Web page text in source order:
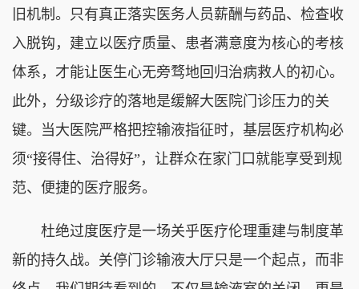
旧机制。只有真正落实医务人员薪酬与药品、检查收
入脱钩，建立以医疗质量、患者满意度为核心的考核
体系，才能让医生心无旁骛地回归治病救人的初心。
此外，分级诊疗的落地是缓解大医院门诊压力的关
键。当大医院严格把控输液指征时，基层医疗机构必
须“接得住、治得好”，让群众在家门口就能享受到规
范、便捷的医疗服务。
杜绝过度医疗是一场关乎医疗伦理重建与制度革
新的持久战。关停门诊输液大厅只是一个起点，而非